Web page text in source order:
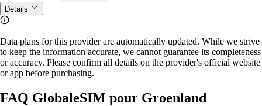
Détails
Data plans for this provider are automatically updated. While we strive
to keep the information accurate, we cannot guarantee its completeness
or accuracy. Please confirm all details on the provider's official website
or app before purchasing.
FAQ GlobaleSIM pour Groenland